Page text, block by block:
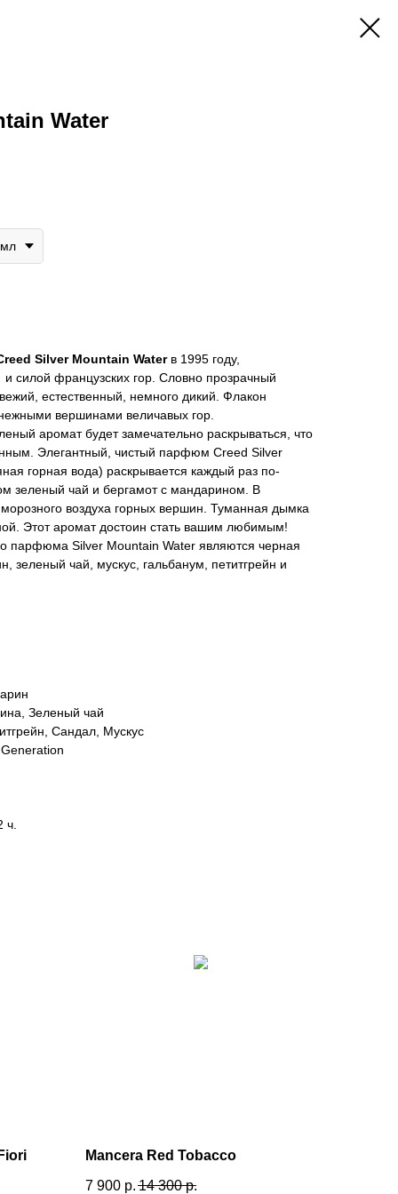
Water
Silver Mountain Waterв 1995 году,
силой французских гор. Словно прозрачный
естественный, немного дикий. Флакон
вершинами величавых гор.
аромат будет замечательно раскрываться, что
Элегантный, чистый парфюм Creed Silver
горная вода) раскрывается каждый раз по-
зеленый чай и бергамот с мандарином. В
воздуха горных вершин. Туманная дымка
Этот аромат достоин стать вашим любимым!
парфюма Silver Mountain Water являются черная
зеленый чай, мускус, гальбанум, петитгрейн и
Зеленый чай
Сандал, Мускус
ч.
Mancera Red Tobacco
7 900 р. 14 300 р.